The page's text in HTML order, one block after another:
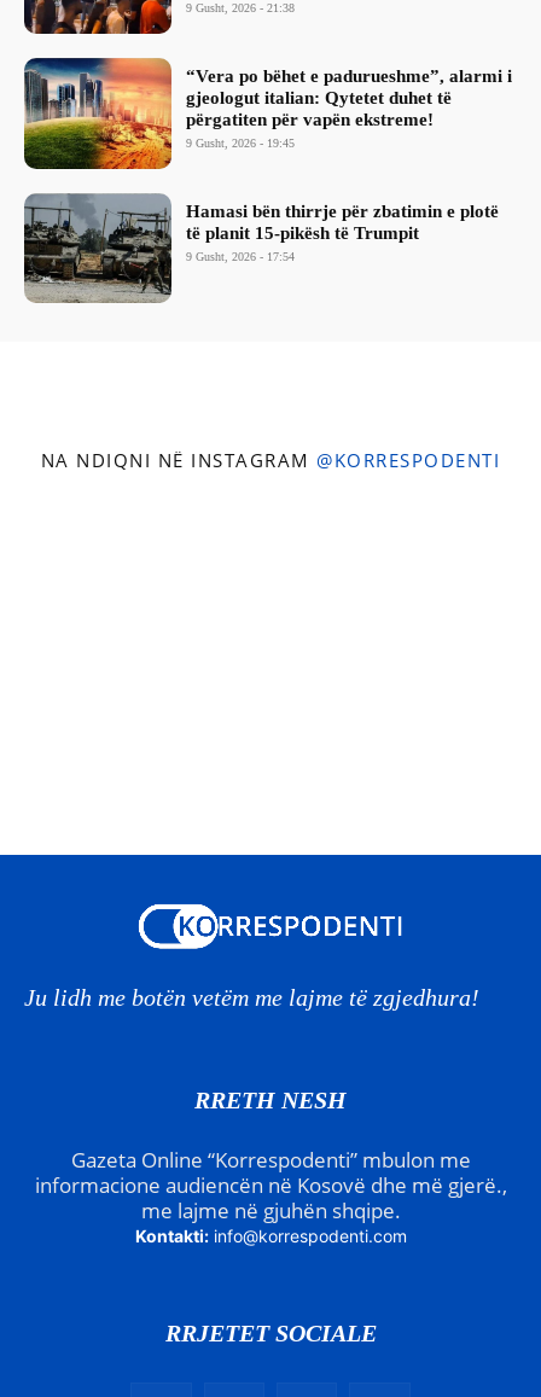
9 Gusht, 2026 - 21:38
“Vera po bëhet e padurueshme”, alarmi i
gjeologut italian: Qytetet duhet të
përgatiten për vapën ekstreme!
9 Gusht, 2026 - 19:45
Hamasi bën thirrje për zbatimin e plotë
të planit 15-pikësh të Trumpit
9 Gusht, 2026 - 17:54
NA NDIQNI NË INSTAGRAM @KORRESPODENTI
Ju lidh me botën vetëm me lajme të zgjedhura!
RRETH NESH
Gazeta Online “Korrespodenti” mbulon me
informacione audiencën në Kosovë dhe më gjerë.,
me lajme në gjuhën shqipe.
Kontakti: info@korrespodenti.com
RRJETET SOCIALE